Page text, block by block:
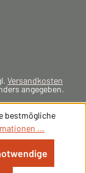
Versandkosten
angegeben.
bestmögliche
...